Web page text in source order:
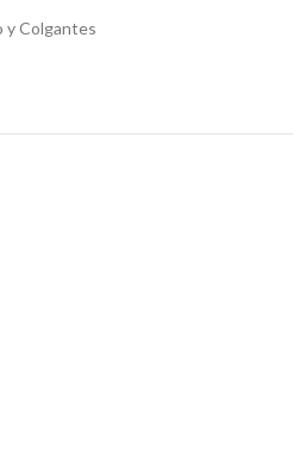
y Colgantes